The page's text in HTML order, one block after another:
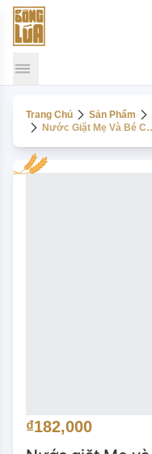
Trang Chủ Sản Phẩm
Nước Giặt Mẹ
₫182,000